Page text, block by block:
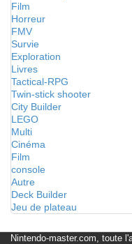
Film
Horreur
FMV
Survie
Exploration
Livres
Tactical-RPG
Twin-stick shooter
City Builder
LEGO
Multi
Cinéma
Film
console
Autre
Deck Builder
Jeu de plateau
Nintendo-master.com, toute